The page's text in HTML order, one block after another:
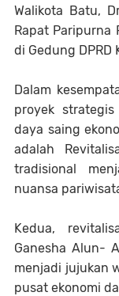
Walikota Batu,
Rapat Paripurna
di Gedung DPRD
Dalam
proyek
daya saing
adalah
tradisional
nuansa
Kedua,
Ganesha Alun-
menjadi jujukan
pusat ekonomi